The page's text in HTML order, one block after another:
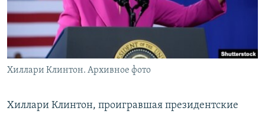
ПОБЕДИТЕЛЕЙ НЕ СУДЯТ?
КРЫМ.НЕПОКОРЕННЫЙ
ELIFBE
УКРАИНСКАЯ ПРОБЛЕМА КРЫМА
ПРИСОЕДИНЯЙТЕСЬ!
Хиллари Клинтон. Архивное фото
Хиллари Клинтон, проигравшая президентские